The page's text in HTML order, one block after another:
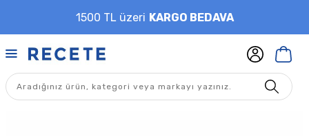
1500 TL üzeri KARGO BEDAVA